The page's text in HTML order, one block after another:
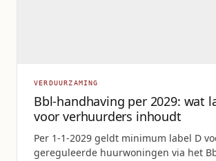
VERDUURZAMING
Bbl-handhaving per 2029: wat
voor verhuurders inhoudt
Per 1-1-2029 geldt minimum label D
gereguleerde huurwoningen via het